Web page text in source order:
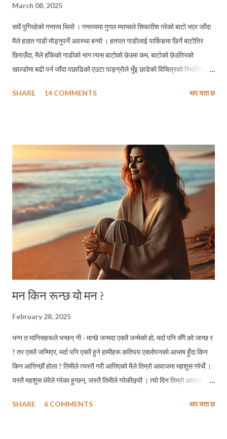
March 08, 2025
सधैं पुगिरहेको गन्तव्य थियो । गन्तव्यमा गुगल म्याप्सले सिफारीश गरेको बाटो भएर जाँदा
मैले हठात गाडी मोड्नुपर्ने अवस्था बन्यो । हतपत गाडीलाई पार्किङमा छिर्ने बाटोतिर
छिराउँदा, मैले हाँकेको गाडीको भाग त्यस बाटोको छेउमा कम, बाटोको छेउतिरको
खाल्डोमा बढी पर्न जाँदा पछाडिको एउटा पाङ्ग्रोले भुँइ छाडेको विचित्रको स्थितिमा
गाडीमा विशेष क्षति पनि भएन । तर गाडीलाई त्यस विचित्रको स्थितीबाट बाहिर
दिमागमा घुमिरहेको छ जो केहि समय अगाडिदेखि सहकारी ठगी प्रकरणमा पुर्पक्षका लागि
थुनामा छन् । के ति मेरा साथीहरूले पनि यस वयमा जुन स्थितिको सामना गरिरहेका छन्
त्यसका बारे दैनिकी लेख्दै होलान् ? थाहा छैन्, कसले कहिलेदेखि सहकारीमा जम्मा हुन
आएको बचतकर्ताको रकमलाई मनोमानी तवरले आफ्नो नीजि लाभको लागि प्रयोग...
SHARE 14 COMMENTS थप यता छ
मन किन रून्छ यो मन ?
February 28, 2025
भन्न त मानिसहरूले भन्छन् नी - मान्छे जन्मदा एक्लै जन्मेको हो, मर्दा पनि सँगै को जान्छ र
? तर एक्लै जन्मिएर, मर्दा पनि एक्लै हुने हामीहरू कतिपय एक्लोपनको आभाष हुँदा किन
किन आत्तिन्छौं होला ? तिमीले त्यस्तै गरी आत्तिएको मैले तिम्रो आवाजमा महशुस गरेथेँ ।
यस्तै महशुस धेरैले गरेका हुन्छन्, जस्तै तिमीले गरेकीछ्यौ । त्यो दिन तिम्रो आवाज
प्रिय साथी सुमी, तिमीले म्यासेन्जरमा पठाएको तिम्रो एक टिकटक भिडियो मैले हेर्न पाइँन
SHARE 6 COMMENTS थप यता छ